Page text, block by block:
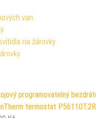
van
na žárovky
programovatelný
termostat